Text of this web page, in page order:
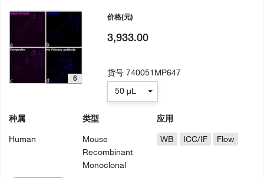
6
种属
Human
类型
Mouse
Recombinant
Monoclonal
应用
WB
ICC/IF Flow
价格(元)
3,933.00
货号740051MP647
50 µL